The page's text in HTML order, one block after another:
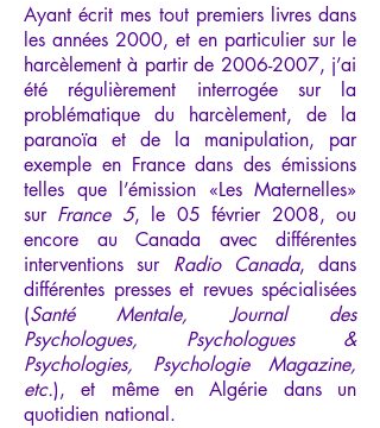
Ayant écrit mes tout premiers livres dans
les années 2000, et en particulier sur le
harcèlement à partir de 2006-2007, j’ai
été régulièrement interrogée sur la
problématique du harcèlement, de la
paranoïa et de la manipulation, par
exemple en France dans des émissions
telles que l’émission «Les Maternelles»
sur France 5, le 05 février 2008, ou
encore au Canada avec différentes
interventions sur Radio Canada, dans
différentes presses et revues spécialisées
(Santé Mentale, Journal des
Psychologues, Psychologues &
Psychologies, Psychologie Magazine,
etc.), et même en Algérie dans un
quotidien national.